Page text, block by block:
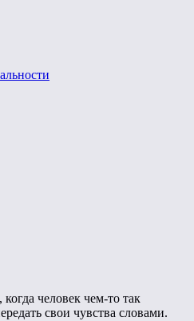
человек чем-то так
свои чувства словами.